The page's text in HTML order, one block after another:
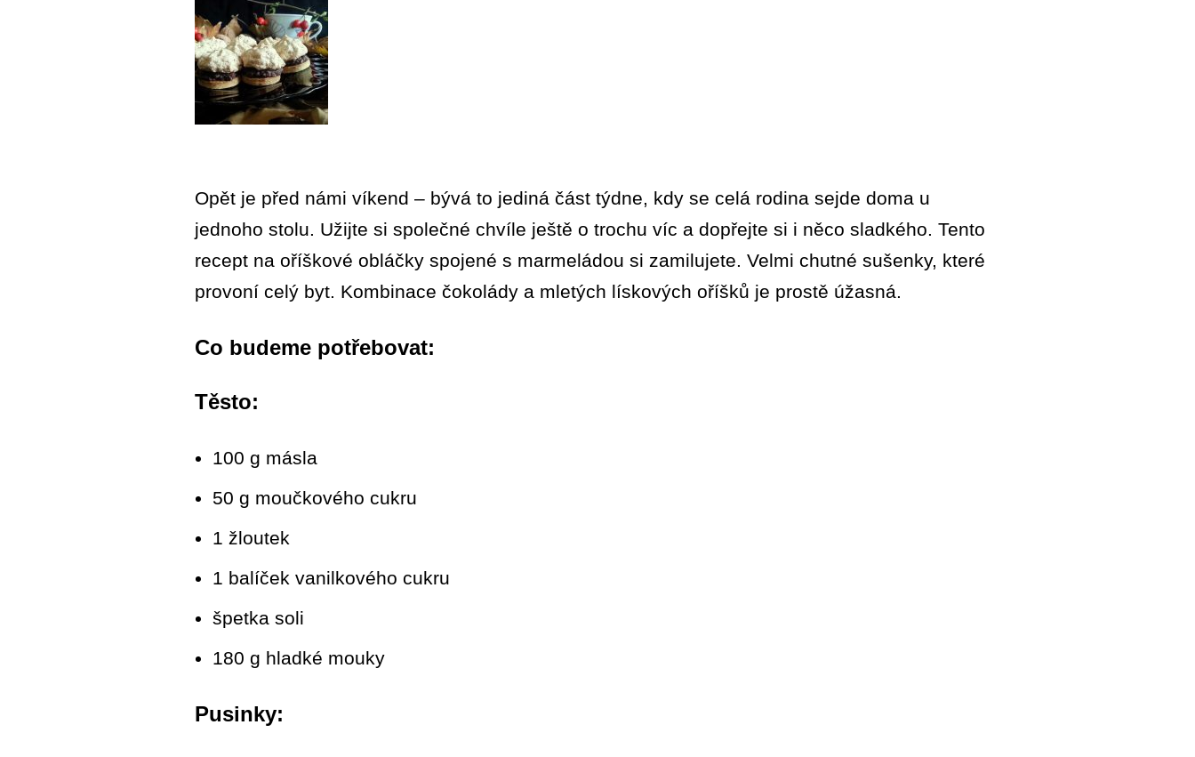
Opět je před námi víkend – bývá to jediná část týdne, kdy se celá rodina sejde doma u
jednoho stolu. Užijte si společné chvíle ještě o trochu víc a dopřejte si i něco sladkého. Tento
recept na oříškové obláčky spojené s marmeládou si zamilujete. Velmi chutné sušenky, které
provoní celý byt. Kombinace čokolády a mletých lískových oříšků je prostě úžasná.
Co budeme potřebovat:
Těsto:
100 g másla
50 g moučkového cukru
1 žloutek
1 balíček vanilkového cukru
špetka soli
180 g hladké mouky
Pusinky: